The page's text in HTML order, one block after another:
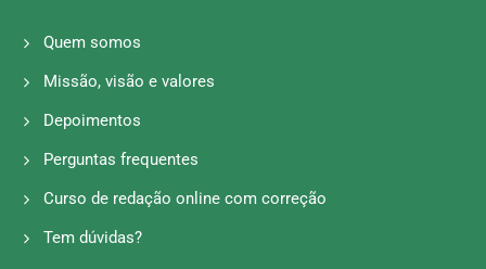
Quem somos
Missão, visão e valores
Depoimentos
Perguntas frequentes
Curso de redação online com correção
Tem dúvidas?